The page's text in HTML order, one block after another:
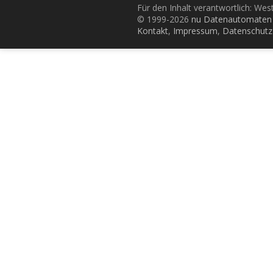
Für den Inhalt verantwortlich:
© 1999-2026 nu
Kontakt, Impressum, Datenschutz